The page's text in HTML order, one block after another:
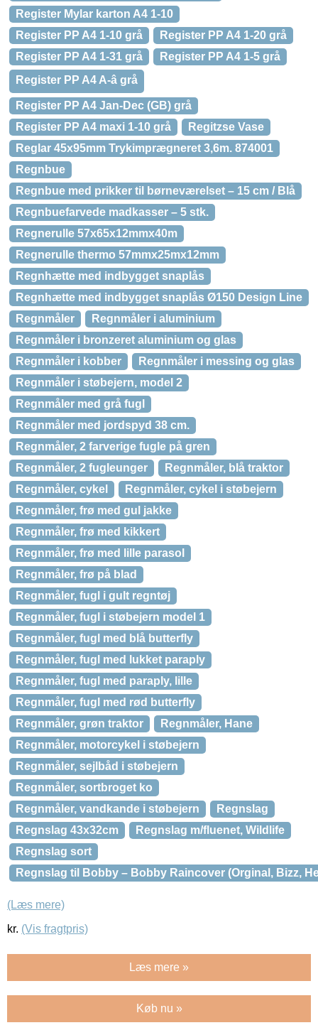
Register Mylar karton A4 1-10
Register PP A4 1-10 grå
Register PP A4 1-20 grå
Register PP A4 1-31 grå
Register PP A4 1-5 grå
Register PP A4 A-â grå
Register PP A4 Jan-Dec (GB) grå
Register PP A4 maxi 1-10 grå
Regitzse Vase
Reglar 45x95mm Trykimprægneret 3,6m. 874001
Regnbue
Regnbue med prikker til børneværelset – 15 cm / Blå
Regnbuefarvede madkasser – 5 stk.
Regnerulle 57x65x12mmx40m
Regnerulle thermo 57mmx25mx12mm
Regnhætte med indbygget snaplås
Regnhætte med indbygget snaplås Ø150 Design Line
Regnmåler
Regnmåler i aluminium
Regnmåler i bronzeret aluminium og glas
Regnmåler i kobber
Regnmåler i messing og glas
Regnmåler i støbejern, model 2
Regnmåler med grå fugl
Regnmåler med jordspyd 38 cm.
Regnmåler, 2 farverige fugle på gren
Regnmåler, 2 fugleunger
Regnmåler, blå traktor
Regnmåler, cykel
Regnmåler, cykel i støbejern
Regnmåler, frø med gul jakke
Regnmåler, frø med kikkert
Regnmåler, frø med lille parasol
Regnmåler, frø på blad
Regnmåler, fugl i gult regntøj
Regnmåler, fugl i støbejern model 1
Regnmåler, fugl med blå butterfly
Regnmåler, fugl med lukket paraply
Regnmåler, fugl med paraply, lille
Regnmåler, fugl med rød butterfly
Regnmåler, grøn traktor
Regnmåler, Hane
Regnmåler, motorcykel i støbejern
Regnmåler, sejlbåd i støbejern
Regnmåler, sortbroget ko
Regnmåler, vandkande i støbejern
Regnslag
Regnslag 43x32cm
Regnslag m/fluenet, Wildlife
Regnslag sort
Regnslag til Bobby – Bobby Raincover (Orginal, Bizz,
(Læs mere)
kr. (Vis fragtpris)
Læs mere »
Køb nu »